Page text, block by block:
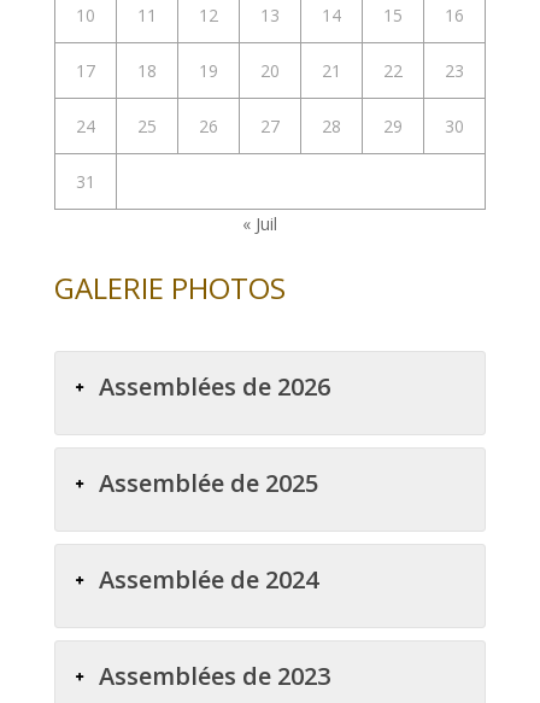
10 11 12 13 14 15 16
17 18 19 20 21 22 23
24 25 26 27 28 29 30
31
« Juil
GALERIE PHOTOS
Assemblées de 2026
Assemblée de 2025
Assemblée de 2024
Assemblées de 2023